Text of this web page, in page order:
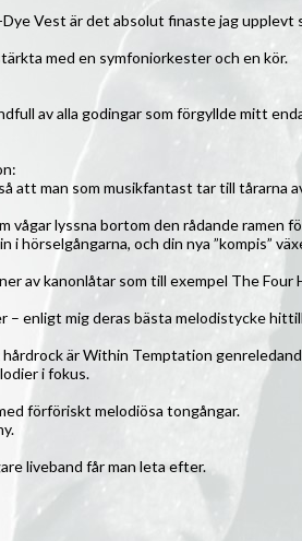
Vest är det absolut finaste jag upplevt
med en symfoniorkester och en kör.
av alla godingar som förgyllde mitt
att man som musikfantast tar till tårarna
vågar lyssna bortom den rådande ramen
hörselgångarna, och din nya ”kompis”
av kanonlåtar som till exempel The
– enligt mig deras bästa melodistycke
är Within Temptation
i fokus.
förföriskt melodiösa tongångar.
liveband får man leta efter.